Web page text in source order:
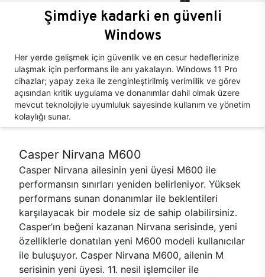
Şimdiye kadarki en güvenli
Windows
Her yerde gelişmek için güvenlik ve en cesur hedeflerinize
ulaşmak için performans ile anı yakalayın. Windows 11 Pro
cihazlar; yapay zeka ile zenginleştirilmiş verimlilik ve görev
açısından kritik uygulama ve donanımlar dahil olmak üzere
mevcut teknolojiyle uyumluluk sayesinde kullanım ve yönetim
kolaylığı sunar.
Casper Nirvana M600
Casper Nirvana ailesinin yeni üyesi M600 ile
performansın sınırları yeniden belirleniyor. Yüksek
performans sunan donanımlar ile beklentileri
karşılayacak bir modele siz de sahip olabilirsiniz.
Casper’ın beğeni kazanan Nirvana serisinde, yeni
özelliklerle donatılan yeni M600 modeli kullanıcılar
ile buluşuyor. Casper Nirvana M600, ailenin M
serisinin yeni üyesi. 11. nesil işlemciler ile